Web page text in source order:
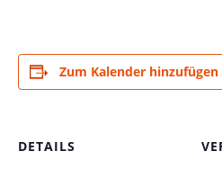
Zum Kalender hinzufügen
DETAILS